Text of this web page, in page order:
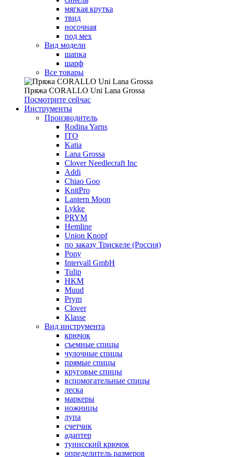
мягкая крутка
твид
носочная
под мех
Вид модели
шапка
шарф
Все товары
Пряжа CORALLO Uni Lana Grossa
Посмотрите сейчас
Инструменты
Производитель
Rodina Yarns
ITO
Katia
Lana Grossa
Clover Needlecraft Inc
Addi
Chiao Goo
KnitPro
Lantern Moon
Lykke
PRYM
Hemline
Union Knopf
по заказу Трискеле (Россия)
Pony
Intervall GmbH
Tulip
HKM
Muud
Prym
Clover
Klasse
Вид инструмента
крючок
съемные спицы
чулочные спицы
прямые спицы
круговые спицы
вспомогательные спицы
леска
маркеры
ножницы
лупа
счетчик
адаптер
тунисский крючок
определитель размеров